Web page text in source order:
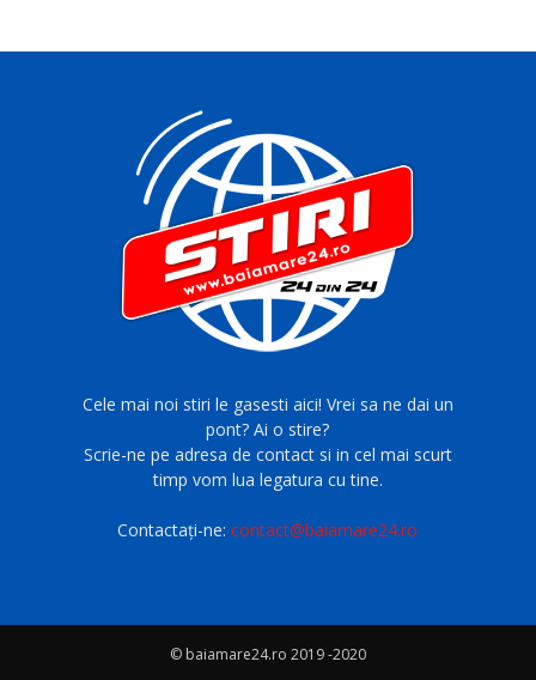
Cele mai noi stiri le gasesti aici! Vrei sa ne dai un
pont? Ai o stire?
Scrie-ne pe adresa de contact si in cel mai scurt
timp vom lua legatura cu tine.
Contactați-ne:contact@baiamare24.ro
© baiamare24.ro 2019 -2020